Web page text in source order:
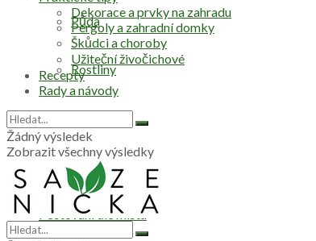
Půda
Rostliny
Zelenina
Pěstování dle místa
Dekorace a prvky na zahradu
Pergoly a zahradní domky
Škůdci a choroby
Užiteční živočichové
Recepty
Rady a návody
Žádný výsledek
Zobrazit všechny výsledky